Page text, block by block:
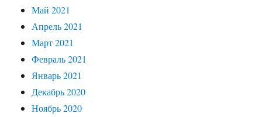
Май 2021
Апрель 2021
Март 2021
Февраль 2021
Январь 2021
Декабрь 2020
Ноябрь 2020